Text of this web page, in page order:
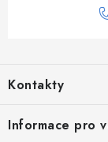
p
a
Kontakty
+420 775 473 808
Informace pro